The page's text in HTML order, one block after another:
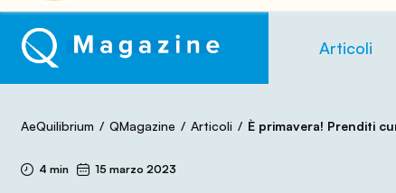
Ricette
Prodotti
Guide
Concorsi
Articoli
AeQuilibrium QMagazine Articoli È primavera! Prenditi cura di te
4 min 15 marzo 2023